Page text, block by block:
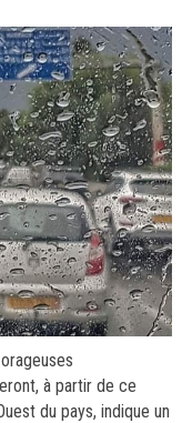
à partir de ce
du pays, indique un